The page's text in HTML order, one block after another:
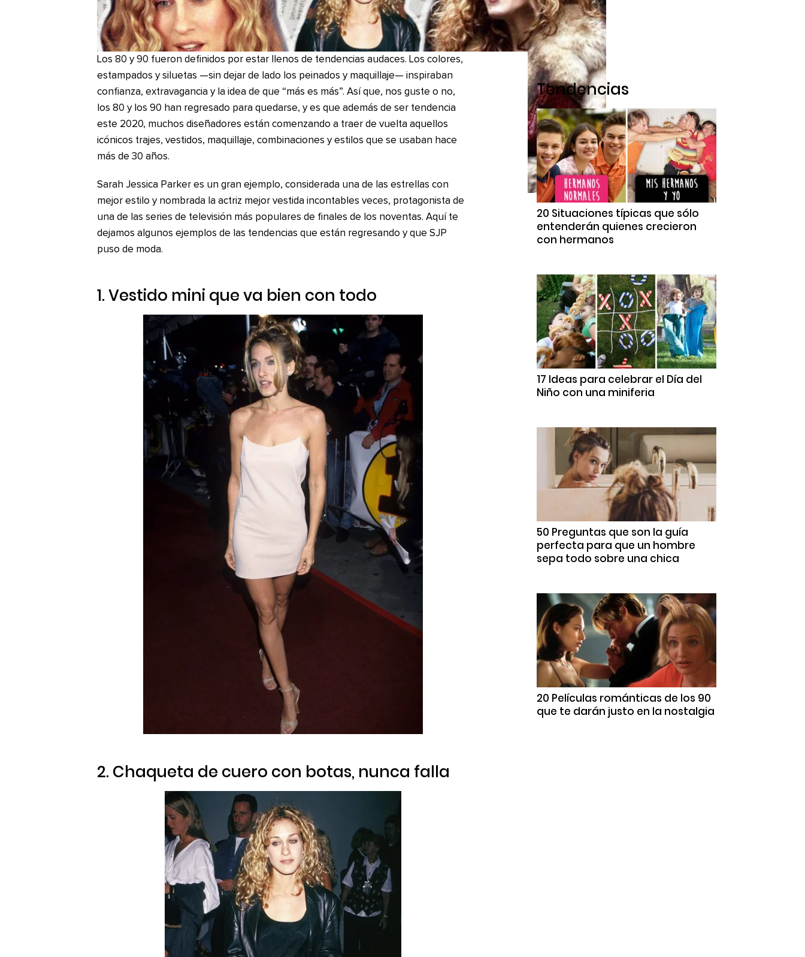
Los 80 y 90 fueron definidos por estar llenos de tendencias audaces. Los colores,
estampados y siluetas —sin dejar de lado los peinados y maquillaje— inspiraban
confianza, extravagancia y la idea de que “más es más”. Así que, nos guste o no,
los 80 y los 90 han regresado para quedarse, y es que además de ser tendencia
este 2020, muchos diseñadores están comenzando a traer de vuelta aquellos
icónicos trajes, vestidos, maquillaje, combinaciones y estilos que se usaban hace
más de 30 años.
Sarah Jessica Parker es un gran ejemplo, considerada una de las estrellas con
mejor estilo y nombrada la actriz mejor vestida incontables veces, protagonista de
una de las series de televisión más populares de finales de los noventas. Aquí te
dejamos algunos ejemplos de las tendencias que están regresando y que SJP
puso de moda.
1. Vestido mini que va bien con todo
2. Chaqueta de cuero con botas, nunca falla
Tendencias
20 Situaciones típicas que sólo
entenderán quienes crecieron
con hermanos
17 Ideas para celebrar el Día del
Niño con una miniferia
50 Preguntas que son la guía
perfecta para que un hombre
sepa todo sobre una chica
20 Películas románticas de los 90
que te darán justo en la nostalgia